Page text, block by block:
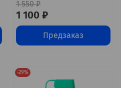
1 550 ₽
1 100 ₽
Предзаказ
-29%